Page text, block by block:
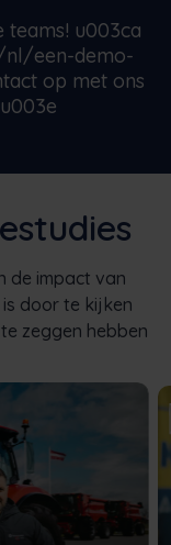
u003ca
een-demo-
op met ons
de impact van
door te kijken
zeggen hebben